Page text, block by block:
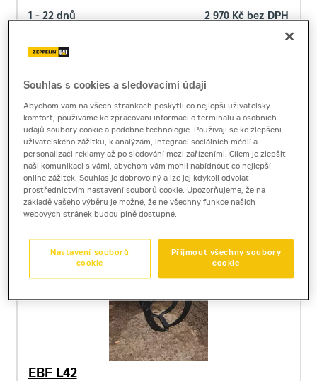
1 - 22 dnů 2 970 Kč bez DPH
Produktový list [0,5 MB]
OVĚŘIT CENU
EBF L42
Souhlas s cookies a sledovacími údaji
Abychom vám na všech stránkách poskytli co nejlepší uživatelský
komfort, používáme ke zpracování informací o terminálu a osobních
údajů soubory cookie a podobné technologie. Používají se ke zlepšení
uživatelského zážitku, k analýzám, integraci sociálních médií a
personalizaci reklamy až po sledování mezi zařízeními. Cílem je zlepšit
naši komunikaci s vámi, abychom vám mohli nabídnout co nejlepší
online zážitek. Souhlas je dobrovolný a lze jej kdykoli odvolat
prostřednictvím nastavení souborů cookie. Upozorňujeme, že na
základě vašeho výběru je možné, že ne všechny funkce našich
webových stránek budou plně dostupné.
Přijmout všechny soubory
cookie
Nastavení souborů
cookie